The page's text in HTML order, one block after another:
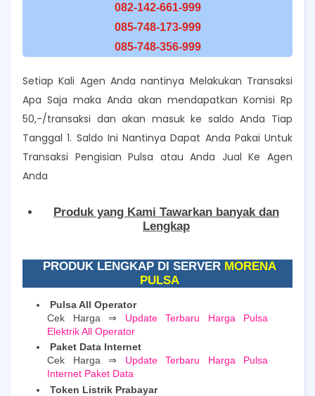
082-142-661-999
085-748-173-999
085-748-356-999
Setiap Kali Agen Anda nantinya Melakukan Transaksi
Apa Saja maka Anda akan mendapatkan Komisi Rp
50,-/transaksi dan akan masuk ke saldo Anda Tiap
Tanggal 1. Saldo Ini Nantinya Dapat Anda Pakai Untuk
Transaksi Pengisian Pulsa atau Anda Jual Ke Agen
Anda
Produk yang Kami Tawarkan banyak dan
Lengkap
PRODUK LENGKAP DI SERVER MORENA
PULSA
Pulsa All Operator
Cek Harga ⇒ Update Terbaru Harga Pulsa
Elektrik All Operator
Paket Data Internet
Cek Harga ⇒ Update Terbaru Harga Pulsa
Internet Paket Data
Token Listrik Prabayar